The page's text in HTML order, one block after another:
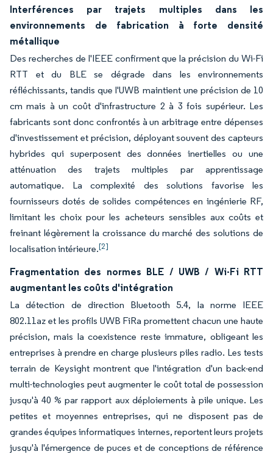
Interférences par trajets multiples dans les
environnements de fabrication à forte densité
métallique
Des recherches de l'IEEE confirment que la précision du Wi-Fi
RTT et du BLE se dégrade dans les environnements
réfléchissants, tandis que l'UWB maintient une précision de 10
cm mais à un coût d'infrastructure 2 à 3 fois supérieur. Les
fabricants sont donc confrontés à un arbitrage entre dépenses
d'investissement et précision, déployant souvent des capteurs
hybrides qui superposent des données inertielles ou une
atténuation des trajets multiples par apprentissage
automatique. La complexité des solutions favorise les
fournisseurs dotés de solides compétences en ingénierie RF,
limitant les choix pour les acheteurs sensibles aux coûts et
freinant légèrement la croissance du marché des solutions de
localisation intérieure.[2]
Fragmentation des normes BLE / UWB / Wi-Fi RTT
augmentant les coûts d'intégration
La détection de direction Bluetooth 5.4, la norme IEEE
802.11az et les profils UWB FiRa promettent chacun une haute
précision, mais la coexistence reste immature, obligeant les
entreprises à prendre en charge plusieurs piles radio. Les tests
terrain de Keysight montrent que l'intégration d'un back-end
multi-technologies peut augmenter le coût total de possession
jusqu'à 40 % par rapport aux déploiements à pile unique. Les
petites et moyennes entreprises, qui ne disposent pas de
grandes équipes informatiques internes, reportent leurs projets
jusqu'à l'émergence de puces et de conceptions de référence